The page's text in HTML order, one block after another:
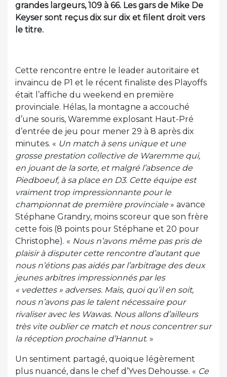
grandes largeurs, 109 à 66. Les gars de Mike De
Keyser sont reçus dix sur dix et filent droit vers
le titre.
Cette rencontre entre le leader autoritaire et
invaincu de P1 et le récent finaliste des Playoffs
était l’affiche du weekend en première
provinciale. Hélas, la montagne a accouché
d’une souris, Waremme explosant Haut-Pré
d’entrée de jeu pour mener 29 à 8 après dix
minutes. « Un match à sens unique et une
grosse prestation collective de Waremme qui,
en jouant de la sorte, et malgré l’absence de
Piedboeuf, à sa place en D3. Cette équipe est
vraiment trop impressionnante pour le
championnat de première provinciale» avance
Stéphane Grandry, moins scoreur que son frère
cette fois (8 points pour Stéphane et 20 pour
Christophe). « Nous n’avons même pas pris de
plaisir à disputer cette rencontre d’autant que
nous n’étions pas aidés par l’arbitrage des deux
jeunes arbitres impressionnés par les
« vedettes » adverses. Mais, quoi qu’il en soit,
nous n’avons pas le talent nécessaire pour
rivaliser avec les Wawas. Nous allons d’ailleurs
très vite oublier ce match et nous concentrer sur
la réception prochaine d’Hannut. »
Un sentiment partagé, quoique légèrement
plus nuancé, dans le chef d’Yves Dehousse. « Ce